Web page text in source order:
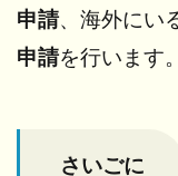
申請、海外にい
申請を行います。
さいごに